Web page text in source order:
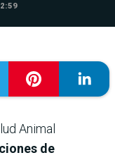
Animal
de